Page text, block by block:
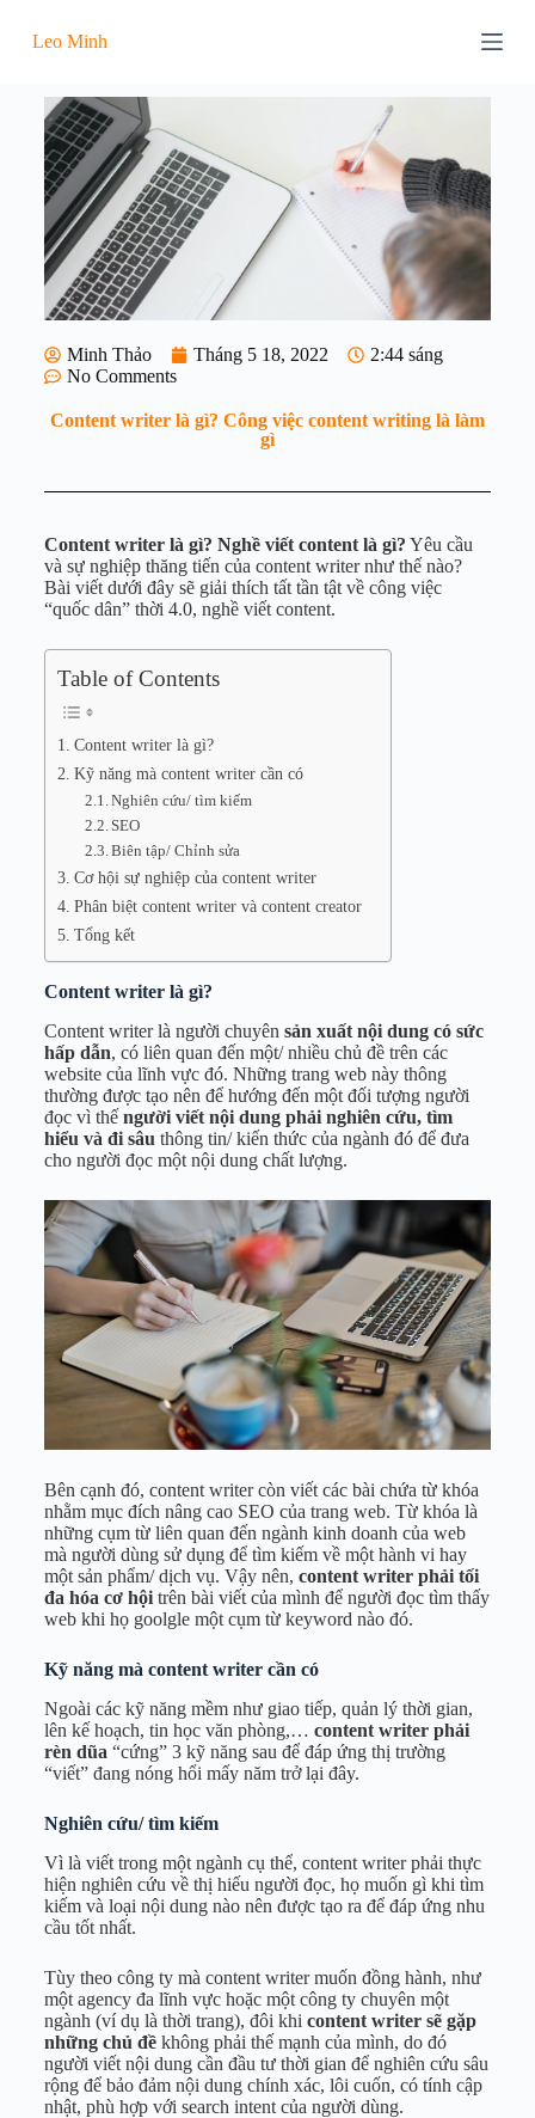
hLeo Minh
Minh Thảo Tháng 5 18, 2022
2:44 sáng
No Comments
Content writer là gì? Công việc content writing là làm
gì
Content writer là gì? Nghề viết content là gì? Yêu cầu
và sự nghiệp thăng tiến của content writer như thế nào?
Bài viết dưới đây sẽ giải thích tất tần tật về công việc
“quốc dân” thời 4.0, nghề viết content.
Table of Contents
Content writer là gì?
Kỹ năng mà content writer cần có
Nghiên cứu/ tìm kiếm
SEO
Biên tập/ Chỉnh sửa
Cơ hội sự nghiệp của content writer
Phân biệt content writer và content creator
Tổng kết
Content writer là gì?
Content writer là người chuyên sản xuất nội dung có sức
hấp dẫn, có liên quan đến một/ nhiều chủ đề trên các
website của lĩnh vực đó. Những trang web này thông
thường được tạo nên để hướng đến một đối tượng người
đọc vì thế người viết nội dung phải nghiên cứu, tìm
hiểu và đi sâu thông tin/ kiến thức của ngành đó để đưa
cho người đọc một nội dung chất lượng.
Bên cạnh đó, content writer còn viết các bài chứa từ khóa
nhằm mục đích nâng cao SEO của trang web. Từ khóa là
những cụm từ liên quan đến ngành kinh doanh của web
mà người dùng sử dụng để tìm kiếm về một hành vi hay
một sản phẩm/ dịch vụ. Vậy nên, content writer phải tối
đa hóa cơ hộitrên bài viết của mình để người đọc tìm thấy
web khi họ goolgle một cụm từ keyword nào đó.
Kỹ năng mà content writer cần có
Ngoài các kỹ năng mềm như giao tiếp, quản lý thời gian,
lên kế hoạch, tin học văn phòng,… content writer phải
rèn dũa “cứng” 3 kỹ năng sau để đáp ứng thị trường
“viết” đang nóng hổi mấy năm trở lại đây.
Nghiên cứu/ tìm kiếm
Vì là viết trong một ngành cụ thể, content writer phải thực
hiện nghiên cứu về thị hiếu người đọc, họ muốn gì khi tìm
kiếm và loại nội dung nào nên được tạo ra để đáp ứng nhu
cầu tốt nhất.
Tùy theo công ty mà content writer muốn đồng hành, như
một agency đa lĩnh vực hoặc một công ty chuyên một
ngành (ví dụ là thời trang), đôi khi content writer sẽ gặp
những chủ đềkhông phải thế mạnh của mình, do đó
người viết nội dung cần đầu tư thời gian để nghiên cứu sâu
rộng để bảo đảm nội dung chính xác, lôi cuốn, có tính cập
nhật, phù hợp với search intent của người dùng.